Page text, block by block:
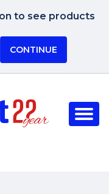
to see products
CONTINUE